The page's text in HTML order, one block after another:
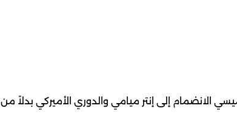
الانضمام إلى إنتر ميامي والدوري الأميركي بدلاً من